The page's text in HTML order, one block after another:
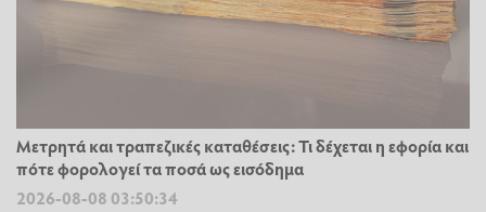
Μετρητά και τραπεζικές καταθέσεις: Τι δέχεται η εφορία και
πότε φορολογεί τα ποσά ως εισόδημα
2026-08-08 03:50:34